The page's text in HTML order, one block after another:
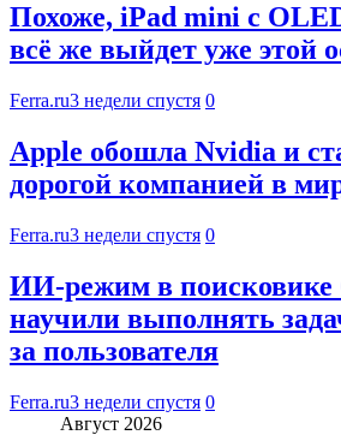
Похоже, iPad mini с
всё же выйдет уже этой
Ferra.ru3 недели спустя 0
Apple обошла Nvidia и
дорогой компанией в
Ferra.ru3 недели спустя 0
ИИ-режим в поисковике
научили выполнять
за пользователя
Ferra.ru3 недели спустя 0
Август 2026